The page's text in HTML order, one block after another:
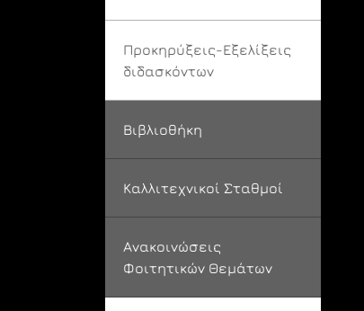
Προκηρύξεις-Εξελίξεις
διδασκόντων
Βιβλιοθήκη
Καλλιτεχνικοί Σταθμοί
Ανακοινώσεις
Φοιτητικών Θεμάτων